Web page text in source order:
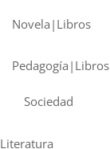
Novela|Libros
Pedagogía|Libros
Sociedad
Literatura